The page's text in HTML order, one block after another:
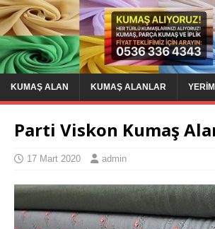
KUMAŞ ALAN KUMAŞ ALANLAR
Parti Viskon Kumaş
17 Mart 2020 admin